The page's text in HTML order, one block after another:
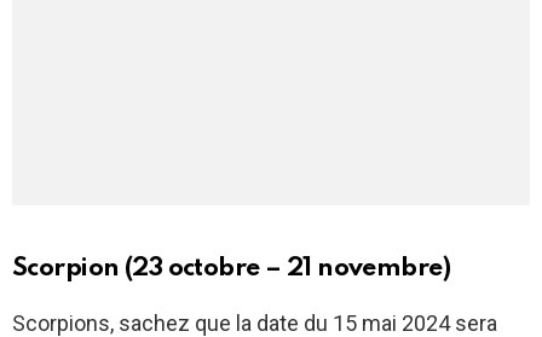
Scorpion (23 octobre – 21 novembre)
Scorpions, sachez que la date du 15 mai 2024 sera